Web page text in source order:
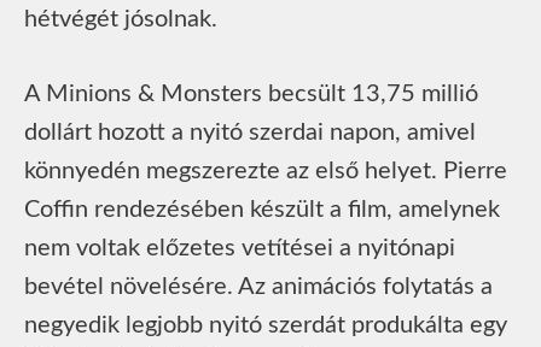
hétvégét jósolnak.
A Minions & Monsters becsült 13,75 millió
dollárt hozott a nyitó szerdai napon, amivel
könnyedén megszerezte az első helyet. Pierre
Coffin rendezésében készült a film, amelynek
nem voltak előzetes vetítései a nyitónapi
bevétel növelésére. Az animációs folytatás a
negyedik legjobb nyitó szerdát produkálta egy